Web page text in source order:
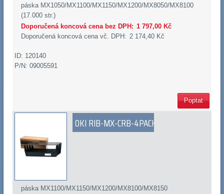
páska MX1050/MX1100/MX1150/MX1200/MX8050/MX8100
(17.000 str.)
Doporučená koncová cena bez DPH: 1 797,00 Kč
Doporučená koncová cena vč. DPH: 2 174,40 Kč
ID: 120140
P/N: 09005591
Poptat
OKI RIB-MX-CRB-4PACK
páska MX1100/MX1150/MX1200/MX8100/MX8150